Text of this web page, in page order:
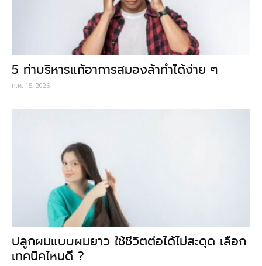
5 ท่าบริหารแก้อาการสมองล้าทำได้ง่าย ๆ
ก.ค. 15, 2026
ปลูกผมแบบผมยาว ใช้ชีวิตต่อได้ไม่สะดุด เลือก
เทคนิคไหนดี ?